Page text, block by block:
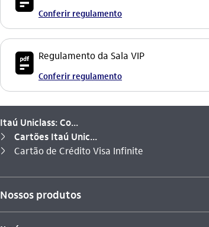
Conferir regulamento
icon-itaufonts_pdf icon Regulamento da Sala VIP
Conferir regulamento
Itaú Uniclass: Co...
seta_direita Cartões Itaú Unic...
seta_direita
Você está aqui:
Cartão de Crédito Visa Infinite
Nossos produtos